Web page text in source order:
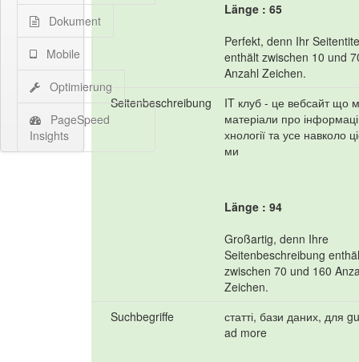
Dokument
Mobile
Optimierung
PageSpeed
Insights
Länge : 65
Perfekt, denn Ihr
enthält zwischen 10 und
Anzahl Zeichen.
Seitenbeschreibung
IT клуб - це вебсайт що
матеріали про
хнології та усе навколо
ми
Länge : 94
Großartig, denn Ihre
Seitenbeschreibung
zwischen 70 und 160
Zeichen.
Suchbegriffe
статті, бази даних, для
ad more